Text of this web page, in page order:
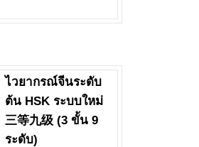
ไวยากรณ์จีนระดับ
ต้น HSK ระบบใหม่
三等九级 (3 ขั้น 9
ระดับ)